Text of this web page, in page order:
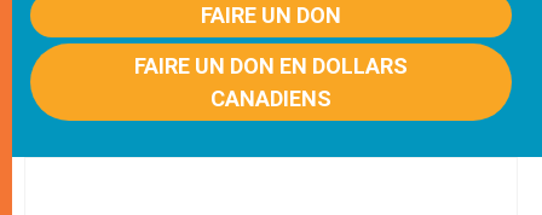
FAIRE UN DON
FAIRE UN DON EN DOLLARS
CANADIENS